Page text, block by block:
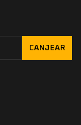
CANJEAR